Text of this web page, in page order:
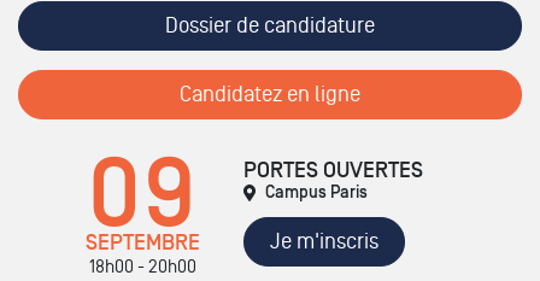
Dossier de candidature
Candidatez en ligne
09
SEPTEMBRE
18h00 - 20h00
PORTES OUVERTES
Campus Paris
Je m'inscris